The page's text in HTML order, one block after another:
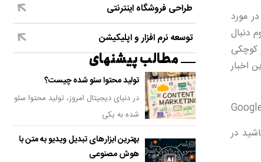
مورد
دنبال
کوچکی
اخبار
در
طراحی فروشگاه اینترنتی
توسعه نرم افزار و اپلیکیشن
مطالب پیشنهای
تولید محتوا سئو شده چیست؟
در دنیای دیجیتال امروز، تولید محتوا سئو
شده به یکی
بهترین ابزارهای تبدیل ویدیو به متن با
هوش مصنوعی